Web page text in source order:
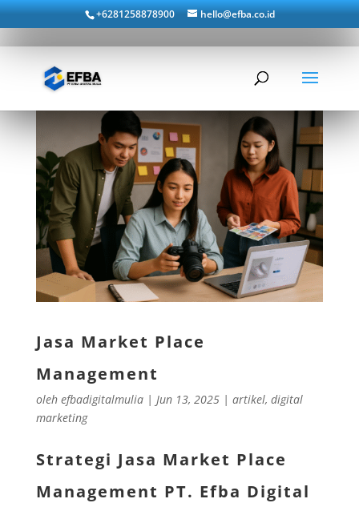
+6281258878900 hello@efba.co.id
Jasa Market Place
Management
oleh efbadigitalmulia| Jun 13, 2025| artikel, digital
marketing
Strategi Jasa Market Place
Management PT. Efba Digital